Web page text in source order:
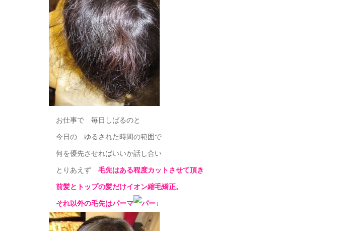
お仕事で 毎日しばるのと
今日の ゆるされた時間の範囲で
何を優先させればいいか話し合い
とりあえず 毛先はある程度カットさせて頂き
前髪とトップの髪だけイオン縮毛矯正。
それ以外の毛先はパーマ ↓